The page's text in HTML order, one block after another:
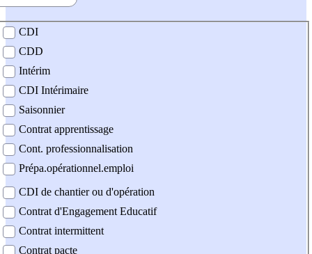
contrat
CDI
CDD
Intérim
CDI Intérimaire
Saisonnier
Contrat apprentissage
Cont. professionnalisation
Prépa.opérationnel.emploi
CDI de chantier ou d'opération
Contrat d'Engagement Educatif
Contrat intermittent
Contrat pacte